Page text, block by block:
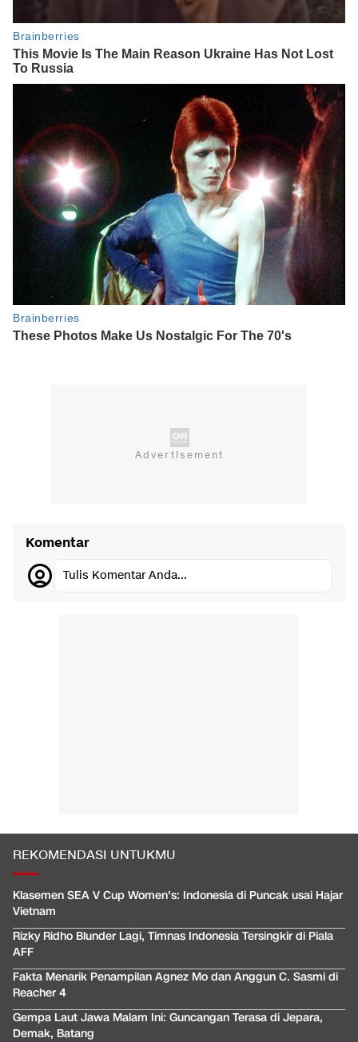
Komentar
Tulis Komentar Anda...
REKOMENDASI UNTUKMU
Klasemen SEA V Cup Women's: Indonesia di Puncak usai Hajar
Vietnam
Rizky Ridho Blunder Lagi, Timnas Indonesia Tersingkir di Piala
AFF
Fakta Menarik Penampilan Agnez Mo dan Anggun C. Sasmi di
Reacher 4
Gempa Laut Jawa Malam Ini: Guncangan Terasa di Jepara,
Demak, Batang